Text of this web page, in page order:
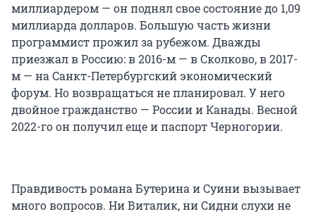
миллиардером — он поднял свое состояние до 1,09
миллиарда долларов. Большую часть жизни
программист прожил за рубежом. Дважды
приезжал в Россию: в 2016-м — в Сколково, в 2017-
м — на Санкт-Петербургский экономический
форум. Но возвращаться не планировал. У него
двойное гражданство — России и Канады. Весной
2022-го он получил еще и паспорт Черногории.
Правдивость романа Бутерина и Суини вызывает
много вопросов. Ни Виталик, ни Сидни слухи не